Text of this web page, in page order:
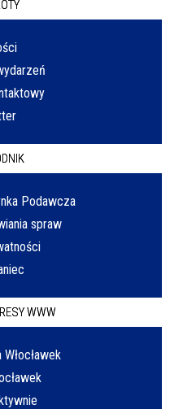
Podawcza
spraw
WWW